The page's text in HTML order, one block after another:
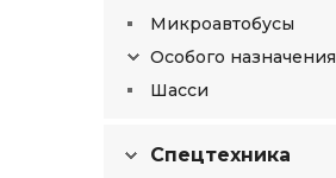
Микроавтобусы
Особого назначения
Шасси
Спецтехника